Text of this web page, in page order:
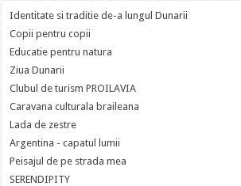
Identitate si traditie de-a lungul Dunarii
Copii pentru copii
Educatie pentru natura
Ziua Dunarii
Clubul de turism PROILAVIA
Caravana culturala braileana
Lada de zestre
Argentina - capatul lumii
Peisajul de pe strada mea
SERENDIPITY